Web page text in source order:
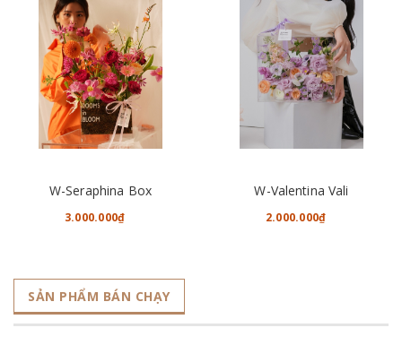
W-Seraphina Box
3.000.000₫
W-Valentina Vali
2.000.000₫
SẢN PHẨM BÁN CHẠY